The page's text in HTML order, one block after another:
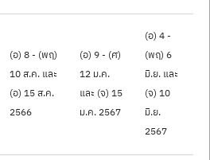
(อ) 8 - (พฤ)
10 ส.ค. และ
(อ) 15 ส.ค.
2566
(อ) 9 - (ศ)
12 ม.ค.
และ (จ) 15
ม.ค. 2567
(อ) 4 -
(พฤ) 6
มิ.ย. และ
(จ) 10
มิ.ย.
2567